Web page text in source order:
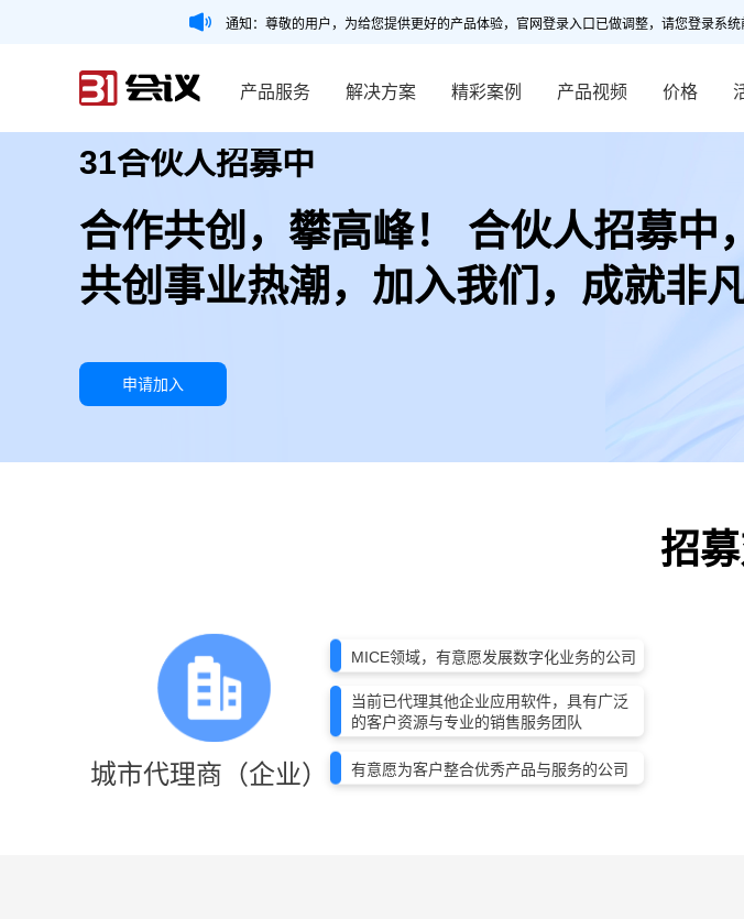
通知：尊敬的用户，为给您提供更好的产品体验，官网登录入口已做调整，请您登录系
产品服务 解决方案 精彩案例 产品视频 价格
31合伙人招募中
合作共创，攀高峰！ 合伙人招募中
共创事业热潮，加入我们，成就非凡
申请加入
招
城市代理商（企业）
MICE领域，有意愿发展数字化业务的公司
当前已代理其他企业应用软件，具有广泛
的客户资源与专业的销售服务团队
有意愿为客户整合优秀产品与服务的公司